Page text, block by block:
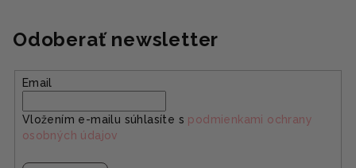
Odoberať newsletter
Email
Vložením e-mailu súhlasíte s podmienkami ochrany
osobných údajov